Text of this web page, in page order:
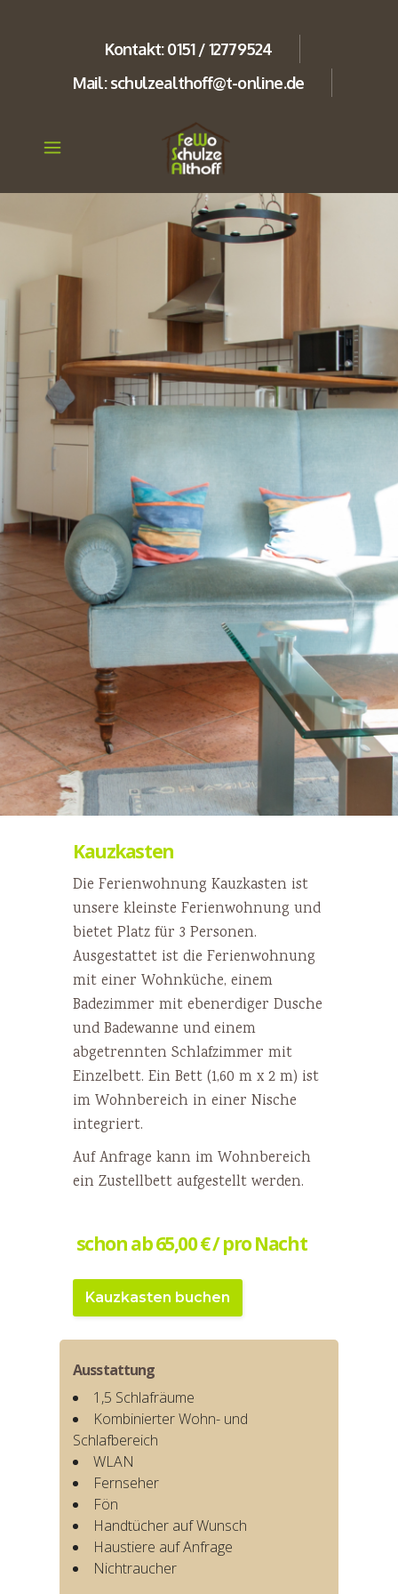
Kontakt: 0151 / 12779524
Mail: schulzealthoff@t-online.de
Kauzkasten
Die Ferienwohnung Kauzkasten ist
unsere kleinste Ferienwohnung und
bietet Platz für 3 Personen.
Ausgestattet ist die Ferienwohnung
mit einer Wohnküche, einem
Badezimmer mit ebenerdiger Dusche
und Badewanne und einem
abgetrennten Schlafzimmer mit
Einzelbett. Ein Bett (1,60 m x 2 m) ist
im Wohnbereich in einer Nische
integriert.
Auf Anfrage kann im Wohnbereich
ein Zustellbett aufgestellt werden.
schon ab 65,00 € / pro Nacht
Kauzkasten buchen
Ausstattung
1,5 Schlafräume
Kombinierter Wohn- und
Schlafbereich
WLAN
Fernseher
Fön
Handtücher auf Wunsch
Haustiere auf Anfrage
Nichtraucher